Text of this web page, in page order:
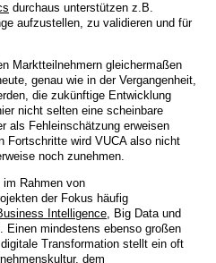
durchaus unterstützen z.B.
aufzustellen, zu validieren und für
Marktteilnehmern gleichermaßen
genau wie in der Vergangenheit,
die zukünftige Entwicklung
nicht selten eine scheinbare
als Fehleinschätzung erweisen
Fortschritte wird VUCA also nicht
noch zunehmen.
Rahmen von
der Fokus häufig
Intelligence, Big Data und
mindestens ebenso großen
Transformation stellt ein oft
dem